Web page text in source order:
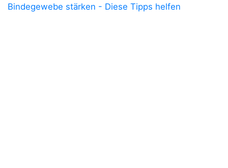
Bindegewebe stärken - Diese Tipps helfen